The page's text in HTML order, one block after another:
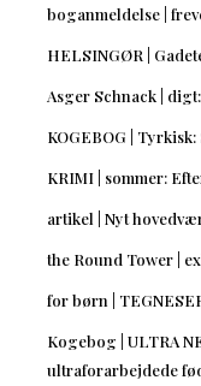
boganmeldelse |
HELSINGØR |
Asger Schnack |
KOGEBOG | Tyrkisk:
KRIMI | sommer:
artikel | Nyt
the Round Tower |
for børn |
Kogebog | ULTRA
ultraforarbejdede